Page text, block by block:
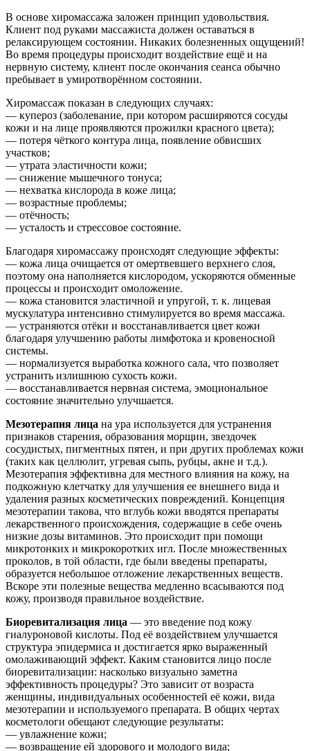
В основе хиромассажа заложен принцип удовольствия.
Клиент под руками массажиста должен оставаться в
релаксирующем состоянии. Никаких болезненных ощущений!
Во время процедуры происходит воздействие ещё и на
нервную систему, клиент после окончания сеанса обычно
пребывает в умиротворённом состоянии.
Хиромассаж показан в следующих случаях:
— купероз (заболевание, при котором расширяются сосуды
кожи и на лице проявляются прожилки красного цвета);
— потеря чёткого контура лица, появление обвисших
участков;
— утрата эластичности кожи;
— снижение мышечного тонуса;
— нехватка кислорода в коже лица;
— возрастные проблемы;
— отёчность;
— усталость и стрессовое состояние.
Благодаря хиромассажу происходят следующие эффекты:
— кожа лица очищается от омертвевшего верхнего слоя,
поэтому она наполняется кислородом, ускоряются обменные
процессы и происходит омоложение.
— кожа становится эластичной и упругой, т. к. лицевая
мускулатура интенсивно стимулируется во время массажа.
— устраняются отёки и восстанавливается цвет кожи
благодаря улучшению работы лимфотока и кровеносной
системы.
— нормализуется выработка кожного сала, что позволяет
устранить излишнюю сухость кожи.
— восстанавливается нервная система, эмоциональное
состояние значительно улучшается.
Мезотерапия лица на ура используется для устранения
признаков старения, образования морщин, звездочек
сосудистых, пигментных пятен, и при других проблемах кожи
(таких как целлюлит, угревая сыпь, рубцы, акне и т.д.).
Мезотерапия эффективна для местного влияния на кожу, на
подкожную клетчатку для улучшения ее внешнего вида и
удаления разных косметических повреждений. Концепция
мезотерапии такова, что вглубь кожи вводятся препараты
лекарственного происхождения, содержащие в себе очень
низкие дозы витаминов. Это происходит при помощи
микротонких и микрокоротких игл. После множественных
проколов, в той области, где были введены препараты,
образуется небольшое отложение лекарственных веществ.
Вскоре эти полезные вещества медленно всасываются под
кожу, производя правильное воздействие.
Биоревитализация лица — это введение под кожу
гиалуроновой кислоты. Под её воздействием улучшается
структура эпидермиса и достигается ярко выраженный
омолаживающий эффект. Каким становится лицо после
биоревитализации: насколько визуально заметна
эффективность процедуры? Это зависит от возраста
женщины, индивидуальных особенностей её кожи, вида
мезотерапии и используемого препарата. В общих чертах
косметологи обещают следующие результаты:
— увлажнение кожи;
— возвращение ей здорового и молодого вида;